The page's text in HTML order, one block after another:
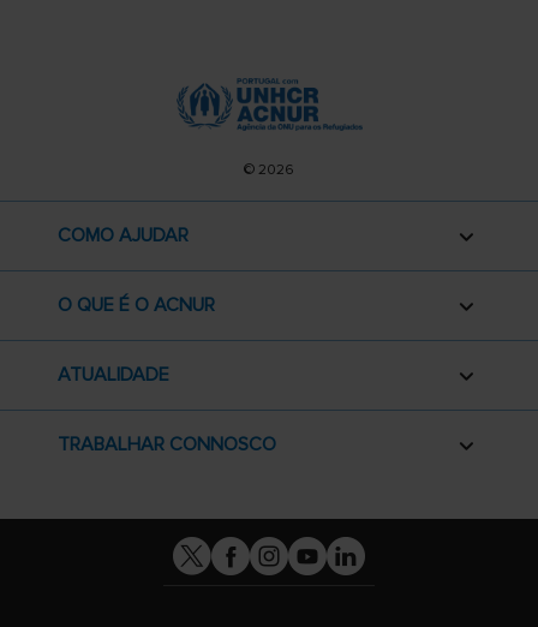
© 2026
COMO AJUDAR
O QUE É O ACNUR
ATUALIDADE
TRABALHAR CONNOSCO